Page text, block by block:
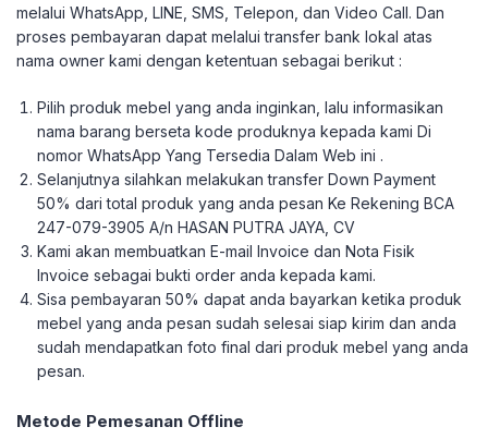
melalui WhatsApp, LINE, SMS, Telepon, dan Video Call. Dan
proses pembayaran dapat melalui transfer bank lokal atas
nama owner kami dengan ketentuan sebagai berikut :
Pilih produk mebel yang anda inginkan, lalu informasikan
nama barang berseta kode produknya kepada kami Di
nomor WhatsApp Yang Tersedia Dalam Web ini .
Selanjutnya silahkan melakukan transfer Down Payment
50% dari total produk yang anda pesan Ke Rekening BCA
247-079-3905 A/n HASAN PUTRA JAYA, CV
Kami akan membuatkan E-mail Invoice dan Nota Fisik
Invoice sebagai bukti order anda kepada kami.
Sisa pembayaran 50% dapat anda bayarkan ketika produk
mebel yang anda pesan sudah selesai siap kirim dan anda
sudah mendapatkan foto final dari produk mebel yang anda
pesan.
Metode Pemesanan Offline